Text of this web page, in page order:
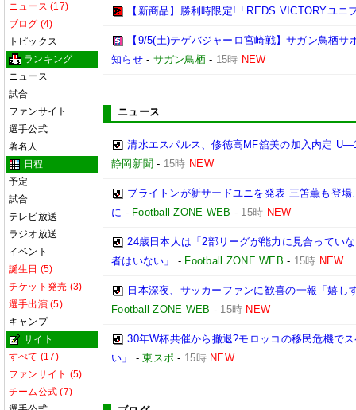
ニュース (17)
ブログ (4)
トピックス
ランキング
ニュース
試合
ファンサイト
選手公式
著名人
日程
予定
試合
テレビ放送
ラジオ放送
イベント
誕生日 (5)
チケット発売 (3)
選手出演 (5)
キャンプ
サイト
すべて (17)
ファンサイト (5)
チーム公式 (7)
【新商品】勝利時限定!「REDS VICTORYユニ
【9/5(土)テゲバジャーロ宮崎戦】サガン鳥栖
知らせ- サガン鳥栖- 15時 NEW
ニュース
清水エスパルス、修徳高MF舘美の加入内定
静岡新聞 - 15時 NEW
ブライトンが新サードユニを発表 三笘薫も登
に - Football ZONE WEB - 15時 NEW
24歳日本人は「2部リーグが能力に見合ってい
者はいない」
- Football ZONE WEB - 15時 NEW
日本深夜、サッカーファンに歓喜の一報「嬉
Football ZONE WEB - 15時 NEW
30年W杯共催から撤退?モロッコの移民危機で
い」
-東スポ - 15時 NEW